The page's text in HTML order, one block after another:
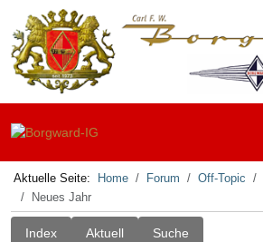
Aktuelle Seite: Home Forum Off-Topic
Neues Jahr
Index Aktuell Suche